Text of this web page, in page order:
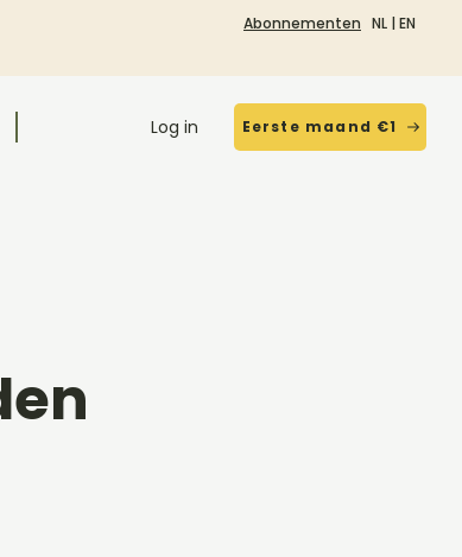
Abonnementen NL | EN
Log in Eerste maand €1